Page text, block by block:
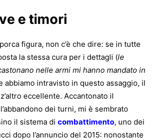
e timori
figura, non c’è che dire: se in tutte
la stessa cura per i dettagli (le
nelle armi mi hanno mandato in
abbiamo intravisto in questo assaggio, il
eccellente. Accantonato il
dei turni, mi è sembrato
il sistema di combattimento, uno dei
dopo l’annuncio del 2015: nonostante